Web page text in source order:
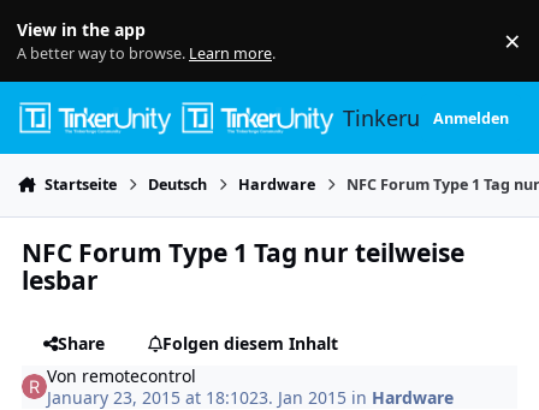
View in the app
A better way to browse. Learn more. ×
TinkerunityAnmelden
Startseite Deutsch Hardware NFC Forum Type 1 Tag
NFC Forum Type 1 Tag nur teilweise
lesbar
Share
Folgen diesem Inhalt
Von remotecontrol
January 23, 2015 at 18:1023. Jan 2015 in Hardware